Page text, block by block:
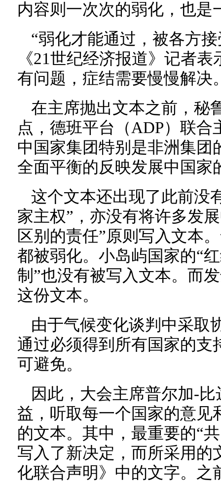
内容则一次次的弱化，也是
“弱化才能通过，被各方
《21世纪经济报道》记者
有问题，症结需要慢慢解决
在主席抛出文本之前，秘
点，德班平台（ADP）联合
中国家集团特别是非洲集团
全面平衡的反映发展中国家
这个文本还出现了此前没
家主权”，亦没有将许多发
区别的责任”原则写入文本
都被弱化。小岛屿国家的“
制”也没有被写入文本。而
这份文本。
由于气候变化谈判中采取
通过必须得到所有国家的支
可避免。
因此，大会主席普尔加-
益，听取每一个国家的意见
的文本。其中，最重要的“
写入了新决定，而所采用的
化联合声明》中的文字。之